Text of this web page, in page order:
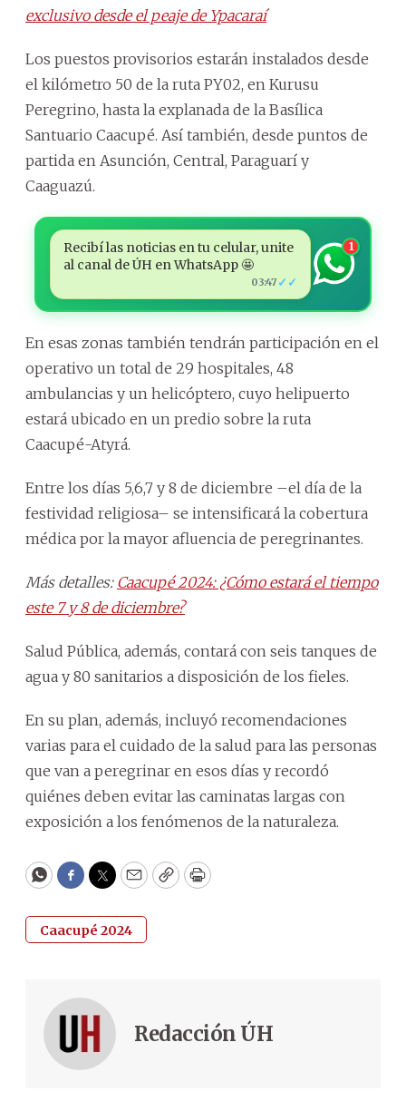
exclusivo desde el peaje de Ypacaraí
Los puestos provisorios estarán instalados desde
el kilómetro 50 de la ruta PY02, en Kurusu
Peregrino, hasta la explanada de la Basílica
Santuario Caacupé. Así también, desde puntos de
partida en Asunción, Central, Paraguarí y
Caaguazú.
Recibí las noticias en tu celular, unite
al canal de ÚH en WhatsApp 🤩
03:47 ✓✓
1
En esas zonas también tendrán participación en el
operativo un total de 29 hospitales, 48
ambulancias y un helicóptero, cuyo helipuerto
estará ubicado en un predio sobre la ruta
Caacupé-Atyrá.
Entre los días 5,6,7 y 8 de diciembre –el día de la
festividad religiosa– se intensificará la cobertura
médica por la mayor afluencia de peregrinantes.
Más detalles: Caacupé 2024: ¿Cómo estará el tiempo
este 7 y 8 de diciembre?
Salud Pública, además, contará con seis tanques de
agua y 80 sanitarios a disposición de los fieles.
En su plan, además, incluyó recomendaciones
varias para el cuidado de la salud para las personas
que van a peregrinar en esos días y recordó
quiénes deben evitar las caminatas largas con
exposición a los fenómenos de la naturaleza.
WhatsApp
Facebook
Twitter
EmailCopyPrint
Caacupé 2024
Redacción ÚH